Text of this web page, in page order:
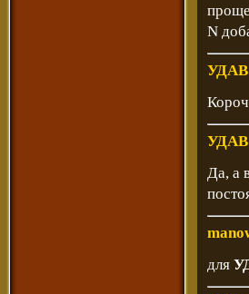
N
УДАВ
УДАВ
Да, а
для